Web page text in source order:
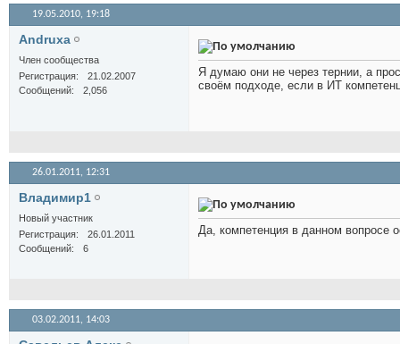
19.05.2010, 19:18
Andruxa
Член сообщества
Регистрация
21.02.2007
Сообщений
2,056
Я думаю они не через тернии, а
своём подходе, если в ИТ
26.01.2011, 12:31
Владимир1
Новый участник
Регистрация
26.01.2011
Сообщений
6
Да, компетенция в данном вопросе
03.02.2011, 14:03